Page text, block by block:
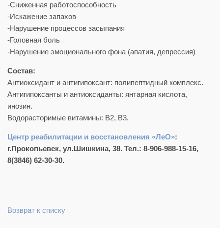
-Сниженная работоспособность
-Искажение запахов
-Нарушение процессов засыпания
-Головная боль
-Нарушение эмоционального фона (апатия, депрессия)
Состав:
Антиоксидант и антигипоксант: полипептидный комплекс.
Антигипоксанты и антиоксиданты: янтарная кислота,
инозин.
Водорасторимые витамины: В2, В3.
Центр реабилитации и восстановления «ЛеО»:
г.Прокопьевск, ул.Шишкина, 38. Тел.: 8-906-988-15-16,
8(3846) 62-30-30.
Возврат к списку